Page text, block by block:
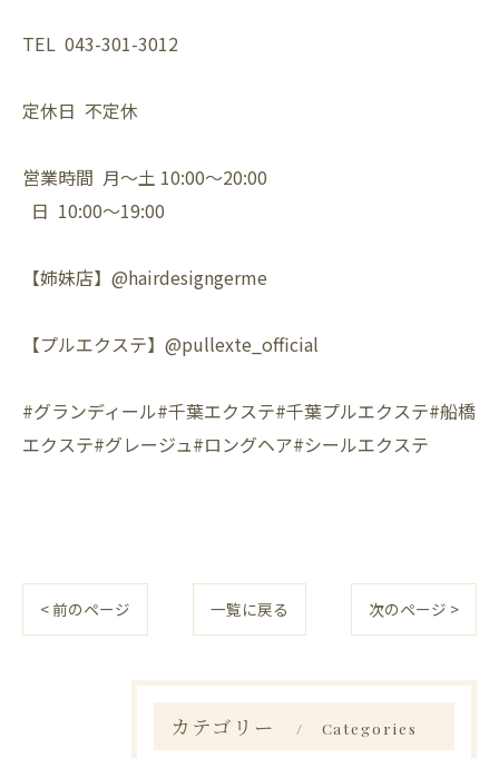
TEL 043-301-3012
定休日 不定休
営業時間 月〜土 10:00〜20:00
日 10:00〜19:00
【姉妹店】@hairdesigngerme
【プルエクステ】@pullexte_official
#グランディール#千葉エクステ#千葉プルエクステ#船橋
エクステ#グレージュ#ロングヘア#シールエクステ
< 前のページ 一覧に戻る 次のページ >
カテゴリー Categories